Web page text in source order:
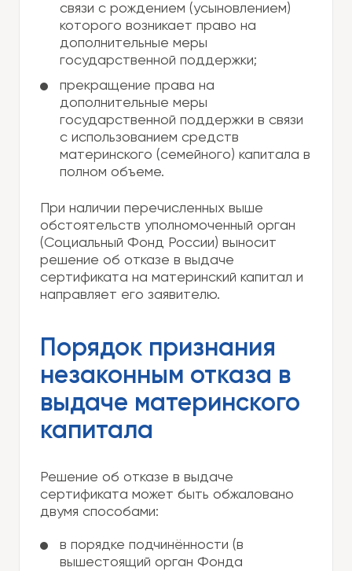
связи с рождением (усыновлением)
которого возникает право на
дополнительные меры
государственной поддержки;
прекращение права на
дополнительные меры
государственной поддержки в связи
с использованием средств
материнского (семейного) капитала в
полном объеме.
При наличии перечисленных выше
обстоятельств уполномоченный орган
(Социальный Фонд России) выносит
решение об отказе в выдаче
сертификата на материнский капитал и
направляет его заявителю.
Порядок признания
незаконным отказа в
выдаче материнского
капитала
Решение об отказе в выдаче
сертификата может быть обжаловано
двумя способами:
в порядке подчинённости (в
вышестоящий орган Фонда